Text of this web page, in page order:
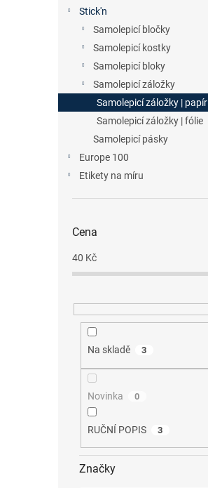
Stick'n
Samolepicí bločky
Samolepicí kostky
Samolepicí bloky
Samolepicí záložky
Samolepicí záložky | papír
Samolepicí záložky | fólie
Samolepicí pásky
Europe 100
Etikety na míru
Cena
40 Kč
Na skladě 3
Novinka 0
RUČNÍ POPIS 3
Značky